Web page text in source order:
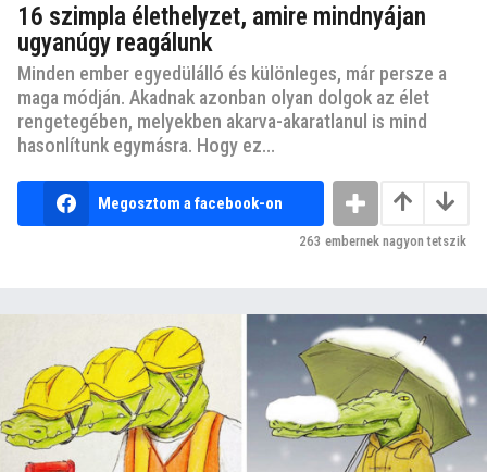
16 szimpla élethelyzet, amire mindnyájan
ugyanúgy reagálunk
Minden ember egyedülálló és különleges, már persze a
maga módján. Akadnak azonban olyan dolgok az élet
rengetegében, melyekben akarva-akaratlanul is mind
hasonlítunk egymásra. Hogy ez...
Megosztom a facebook-on
263 embernek nagyon tetszik